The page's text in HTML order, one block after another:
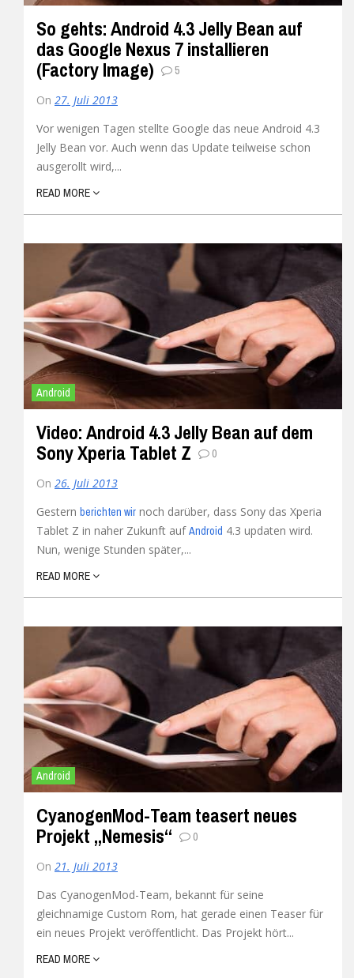
So gehts: Android 4.3 Jelly Bean auf
das Google Nexus 7 installieren
(Factory Image)
5
On 27. Juli 2013
Vor wenigen Tagen stellte Google das neue Android 4.3
Jelly Bean vor. Auch wenn das Update teilweise schon
ausgerollt wird,...
READ MORE
Android
Video: Android 4.3 Jelly Bean auf dem
Sony Xperia Tablet Z
0
On 26. Juli 2013
Gestern berichten wir noch darüber, dass Sony das Xperia
Tablet Z in naher Zukunft aufAndroid 4.3 updaten wird.
Nun, wenige Stunden später,...
READ MORE
Android
CyanogenMod-Team teasert neues
Projekt „Nemesis“
0
On 21. Juli 2013
Das CyanogenMod-Team, bekannt für seine
gleichnamige Custom Rom, hat gerade einen Teaser für
ein neues Projekt veröffentlicht. Das Projekt hört...
READ MORE